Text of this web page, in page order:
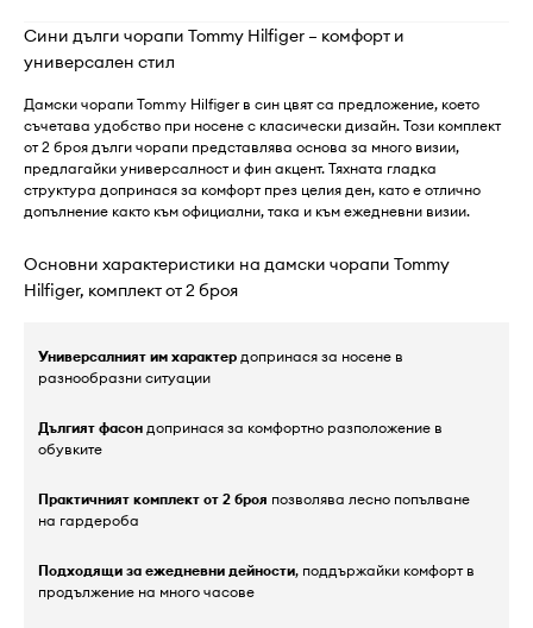
Сини дълги чорапи Tommy Hilfiger – комфорт и
универсален стил
Дамски чорапи Tommy Hilfiger в син цвят са предложение, което
съчетава удобство при носене с класически дизайн. Този комплект
от 2 броя дълги чорапи представлява основа за много визии,
предлагайки универсалност и фин акцент. Тяхната гладка
структура допринася за комфорт през целия ден, като е отлично
допълнение както към официални, така и към ежедневни визии.
Основни характеристики на дамски чорапи Tommy
Hilfiger, комплект от 2 броя
Универсалният им характер допринася за носене в
разнообразни ситуации
Дългият фасон допринася за комфортно разположение в
обувките
Практичният комплект от 2 броя позволява лесно попълване
на гардероба
Подходящи за ежедневни дейности, поддържайки комфорт в
продължение на много часове